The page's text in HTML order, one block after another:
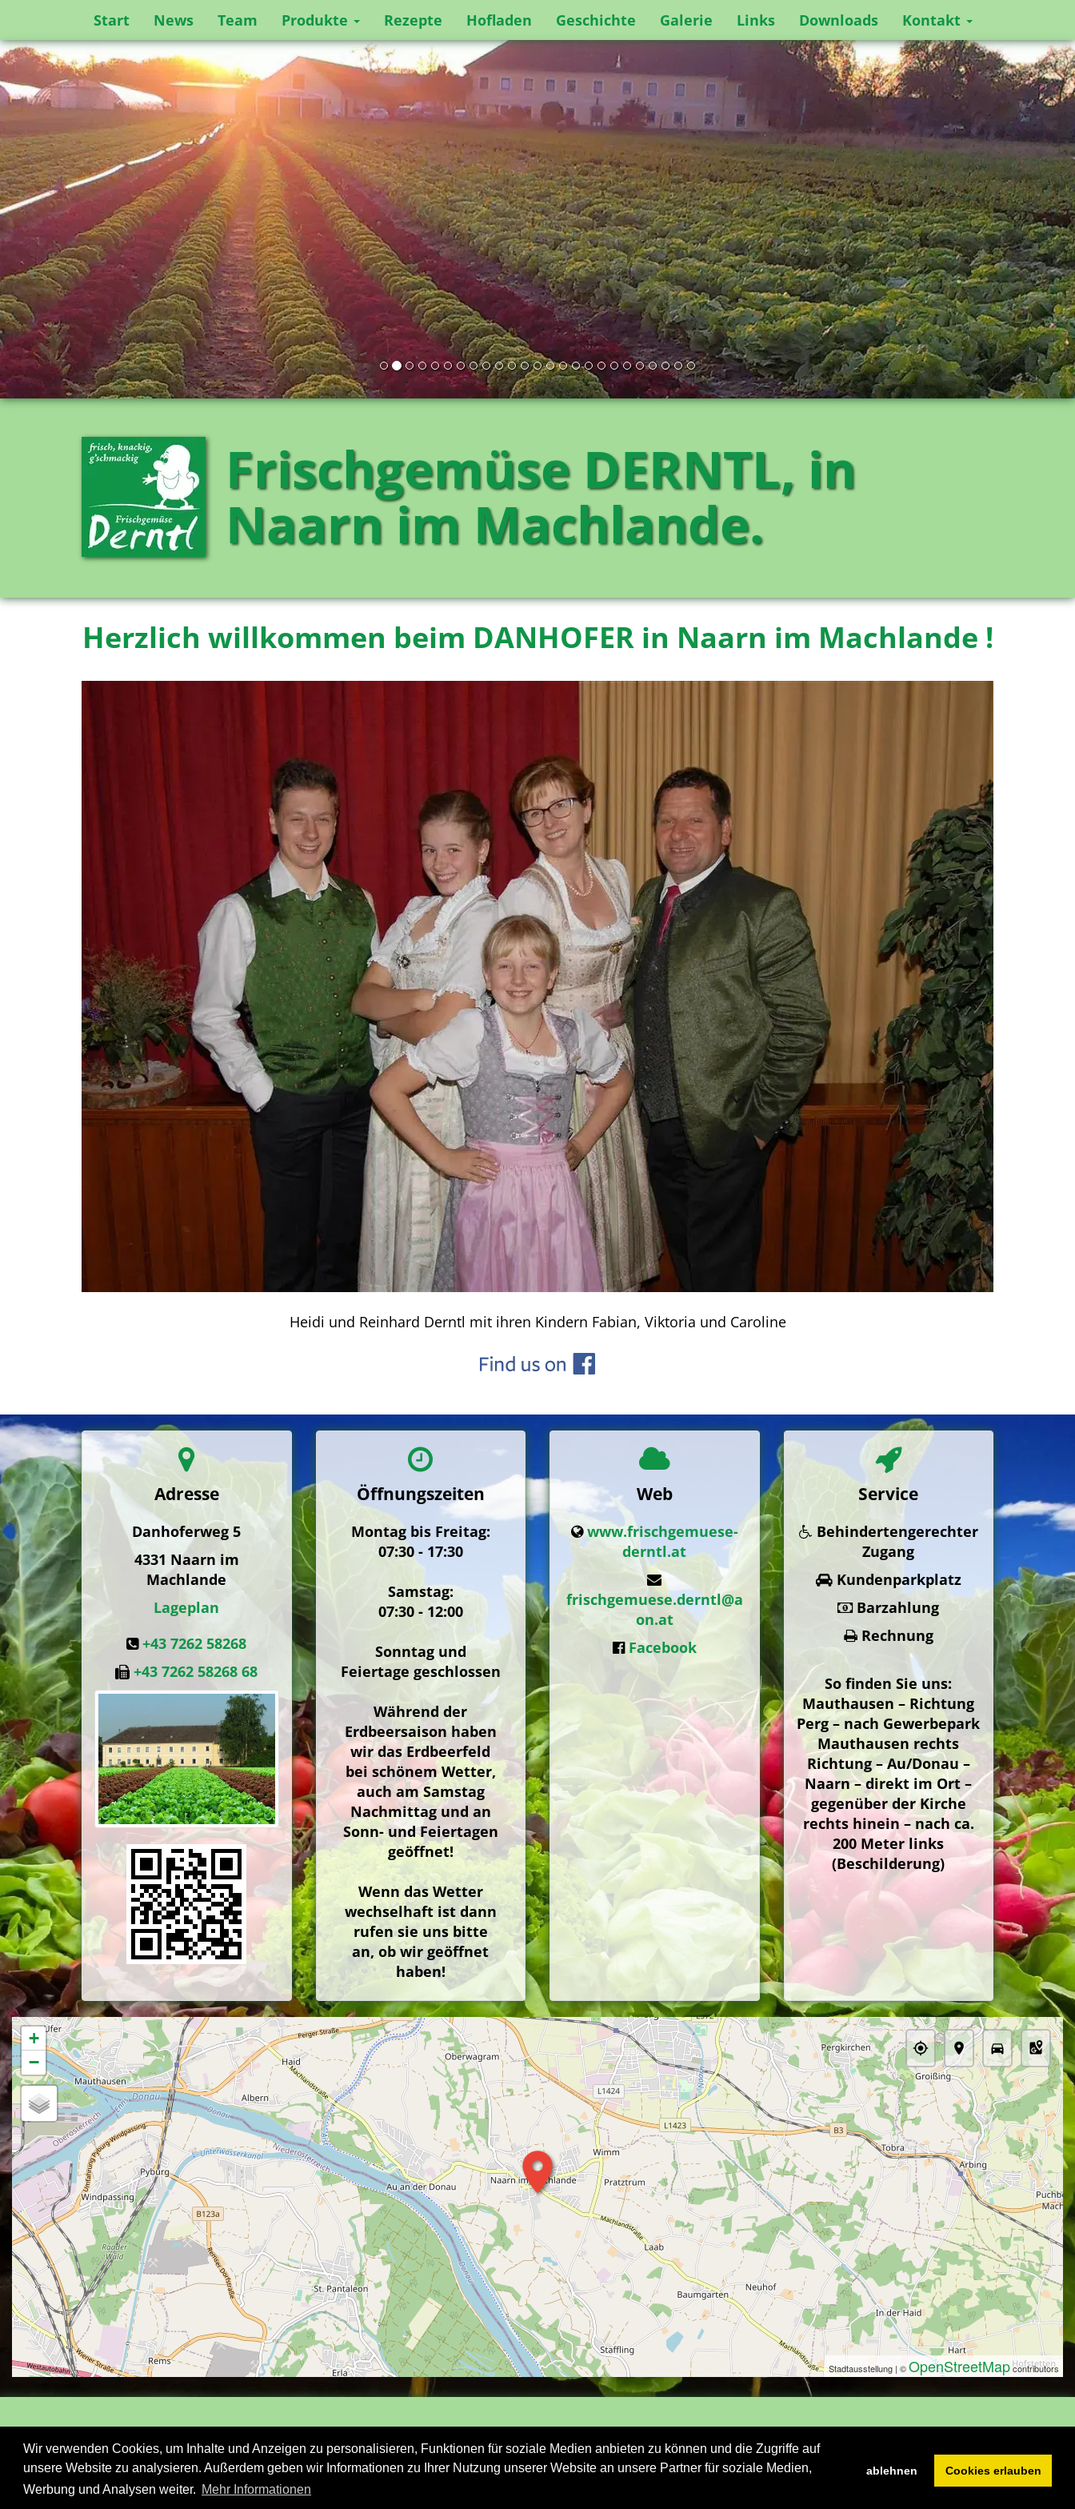
Wir verwenden Cookies, um Inhalte und Anzeigen zu personalisieren, Funktionen für soziale Medien anbieten zu können und die Zugriffe auf
unsere Website zu analysieren. Außerdem geben wir Informationen zu Ihrer Nutzung unserer Website an unsere Partner für soziale Medien,
Werbung und Analysen weiter. Mehr Informationen
ablehnen Cookies erlauben
Start News Team Produkte Rezepte Hofladen Geschichte Galerie Links Downloads Kontakt
Frischgemüse DERNTL, in
Naarn im Machlande.
Herzlich willkommen beim DANHOFER in Naarn im Machlande !
Heidi und Reinhard Derntl mit ihren Kindern Fabian, Viktoria und Caroline
Adresse
Danhoferweg 5
4331 Naarn im
Machlande
Lageplan
+43 7262 58268
+43 7262 58268 68
Öffnungszeiten
Montag bis Freitag:
07:30 - 17:30
Samstag:
07:30 - 12:00
Sonntag und
Feiertage geschlossen
Während der
Erdbeersaison haben
wir das Erdbeerfeld
bei schönem Wetter,
auch am Samstag
Nachmittag und an
Sonn- und Feiertagen
geöffnet!
Wenn das Wetter
wechselhaft ist dann
rufen sie uns bitte
an, ob wir geöffnet
haben!
Web
www.frischgemuese-
derntl.at
frischgemuese.derntl@a
on.at
Facebook
Service
Behindertengerechter
Zugang
Kundenparkplatz
Barzahlung
Rechnung
So finden Sie uns:
Mauthausen – Richtung
Perg – nach Gewerbepark
Mauthausen rechts
Richtung – Au/Donau –
Naarn – direkt im Ort –
gegenüber der Kirche
rechts hinein – nach ca.
200 Meter links
(Beschilderung)
+
−
Stadtausstellung | ©OpenStreetMapcontributors
Impressum Datenschutzerklärung Kontakt Login